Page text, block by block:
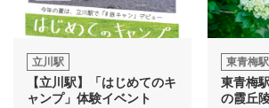
中央線カルチャー
特集
連載
立川駅
【立川駅】「はじめてのキ
ャンプ」体験イベント
東青梅駅
東青梅
の霞丘